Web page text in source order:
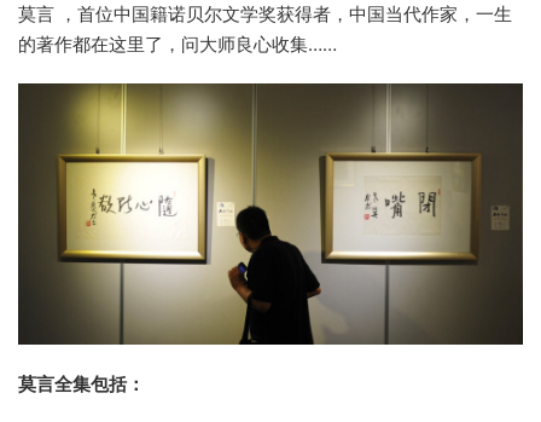
莫言 ，首位中国籍诺贝尔文学奖获得者，中国当代作家，一生
的著作都在这里了，问大师良心收集……
莫言全集包括：